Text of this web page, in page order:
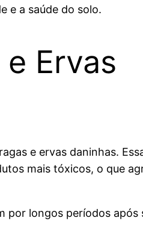
e a saúde do solo.
Ervas
e ervas daninhas.
mais tóxicos, o que
por longos períodos após